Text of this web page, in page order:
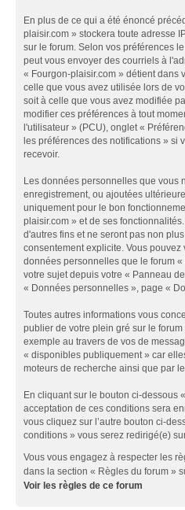
En plus de ce qui a été énoncé
plaisir.com » stockera toute adresse
sur le forum. Selon vos préférences
peut vous envoyer des courriels à
« Fourgon-plaisir.com » détient dans
celle que vous avez utilisée lors de
soit à celle que vous avez modifiée
modifier ces préférences à tout
l'utilisateur » (PCU), onglet «
les préférences des notifications » si
recevoir.
Les données personnelles que vous
enregistrement, ou ajoutées
uniquement pour le bon
plaisir.com » et de ses
d'autres fins et ne seront pas non
consentement explicite. Vous pouvez
données personnelles que le forum
votre sujet depuis votre « Panneau
« Données personnelles », page «
Toutes autres informations vous
publier de votre plein gré sur le
exemple au travers de vos de
« disponibles publiquement » car
moteurs de recherche ainsi que par
En cliquant sur le bouton ci-dessous
acceptation de ces conditions sera
vous cliquez sur l’autre bouton ci-
conditions » vous serez redirigé(e)
Vous vous engagez à respecter les
dans la section « Règles du forum »
Voir les règles de ce forum